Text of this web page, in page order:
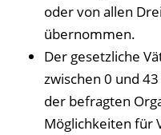
oder von allen
übernommen.
Der gesetzliche
zwischen 0 und
der befragten
Möglichkeiten für